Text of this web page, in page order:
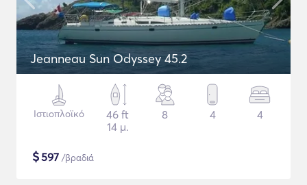
Jeanneau Sun Odyssey 45.2
Ιστιοπλοϊκό
46 ft
14 μ.
8 4 4
$597 /βραδιά